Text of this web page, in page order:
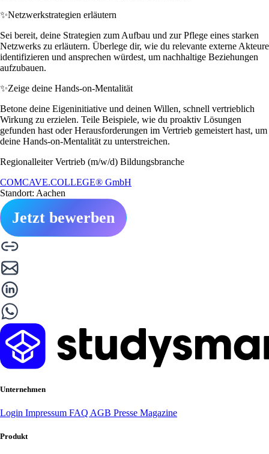
✨Netzwerkstrategien erläutern
Sei bereit, deine Strategien zum Aufbau und zur Pflege eines starken
Netzwerks zu erläutern. Überlege dir, wie du relevante externe Akteure
identifizieren und ansprechen würdest, um nachhaltige Beziehungen
aufzubauen.
✨Zeige deine Hands-on-Mentalität
Betone deine Eigeninitiative und deinen Willen, schnell vertrieblich
Wirkung zu erzielen. Teile Beispiele, wie du proaktiv Lösungen
gefunden hast oder Herausforderungen im Vertrieb gemeistert hast, um
deine Hands-on-Mentalität zu unterstreichen.
Regionalleiter Vertrieb (m/w/d) Bildungsbranche
COMCAVE.COLLEGE® GmbH
Standort: Aachen
Jetzt bewerben
Unternehmen
Login Impressum FAQ AGB Presse Magazine
Produkt